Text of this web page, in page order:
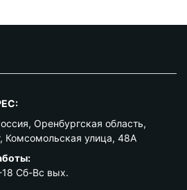
, Оренбургская область,
, Комсомольская улица, 48А
Сб-Вс вых.